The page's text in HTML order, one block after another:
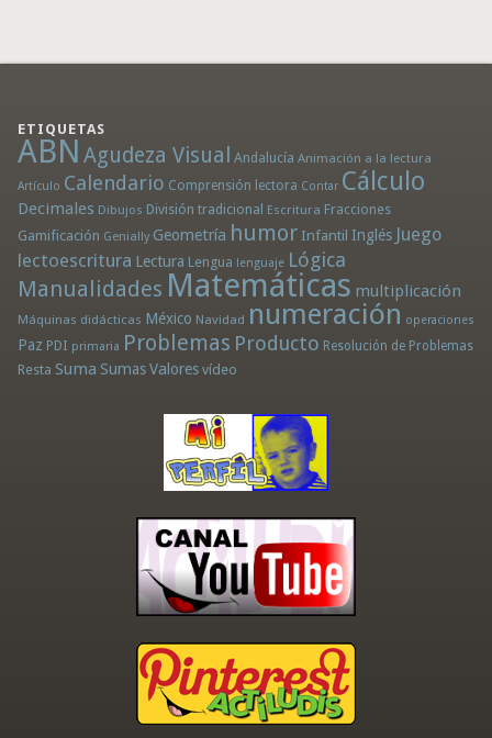
ETIQUETAS
ABN Agudeza Visual Andalucía Animación a la lectura
Artículo Calendario Comprensión lectora Contar Cálculo
Decimales Dibujos División tradicional Escritura Fracciones
Gamificación Genially Geometría humor Infantil Inglés Juego
lectoescritura Lectura Lengua lenguaje Lógica
Manualidades Matemáticas multiplicación
Máquinas didácticas México Navidad numeración operaciones
Paz PDI primaria Problemas Producto Resolución de Problemas
Resta Suma Sumas Valores vídeo